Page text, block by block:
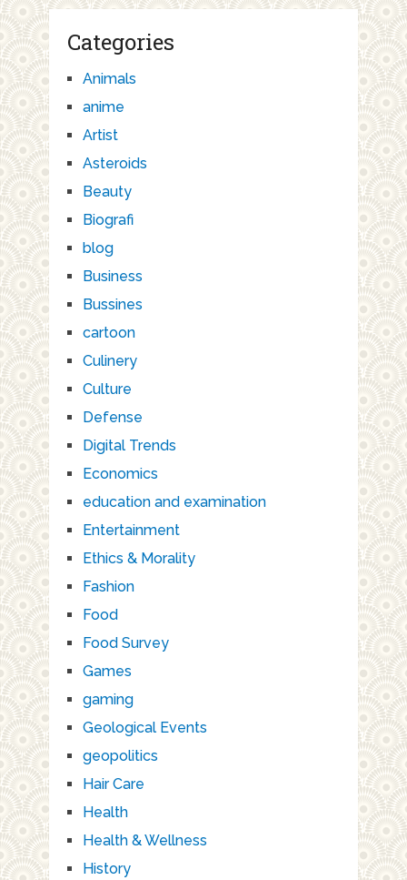
Categories
Animals
anime
Artist
Asteroids
Beauty
Biografi
blog
Business
Bussines
cartoon
Culinery
Culture
Defense
Digital Trends
Economics
education and examination
Entertainment
Ethics & Morality
Fashion
Food
Food Survey
Games
gaming
Geological Events
geopolitics
Hair Care
Health
Health & Wellness
History